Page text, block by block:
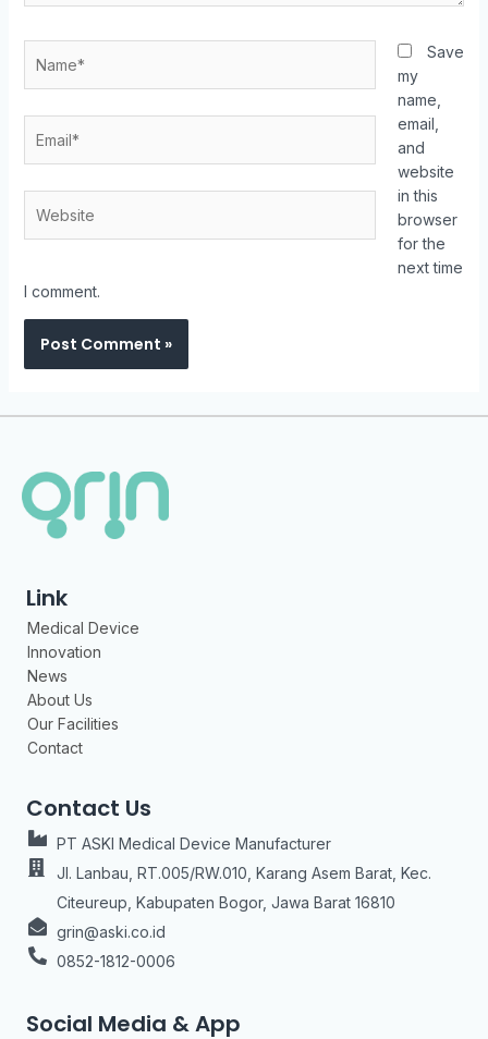
Save
my
name,
email,
and
website
in this
browser
for the
next time
I comment.
Link
Medical Device
Innovation
News
About Us
Our Facilities
Contact
Contact Us
PT ASKI Medical Device Manufacturer
Jl. Lanbau, RT.005/RW.010, Karang Asem Barat, Kec.
Citeureup, Kabupaten Bogor, Jawa Barat 16810
grin@aski.co.id
0852-1812-0006
Social Media & App